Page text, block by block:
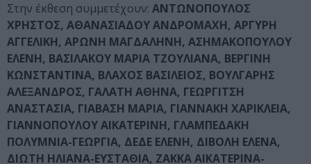
Στην έκθεση συμμετέχουν: ΑΝΤΩΝΟΠΟΥΛΟΣ
ΧΡΗΣΤΟΣ, ΑΘΑΝΑΣΙΑΔΟΥ ΑΝΔΡΟΜΑΧΗ, ΑΡΓΥΡΗ
ΑΓΓΕΛΙΚΗ, ΑΡΩΝΗ ΜΑΓΔΑΛΗΝΗ, ΑΣΗΜΑΚΟΠΟΥΛΟΥ
ΕΛΕΝΗ, ΒΑΣΙΛΑΚΟΥ ΜΑΡΙΑ ΤΖΟΥΛΙΑΝΑ, ΒΕΡΓΙΝΗ
ΚΩΝΣΤΑΝΤΙΝΑ, ΒΛΑΧΟΣ ΒΑΣΙΛΕΙΟΣ, ΒΟΥΛΓΑΡΗΣ
ΑΛΕΞΑΝΔΡΟΣ, ΓΑΛΑΤΗ ΑΘΗΝΑ, ΓΕΩΡΓΙΤΣΗ
ΑΝΑΣΤΑΣΙΑ, ΓΙΑΒΑΣΗ ΜΑΡΙΑ, ΓΙΑΝΝΑΚΗ ΧΑΡΙΚΛΕΙΑ,
ΓΙΑΝΝΟΠΟΥΛΟΥ ΑΙΚΑΤΕΡΙΝΗ, ΓΛΑΜΠΕΔΑΚΗ
ΠΟΛΥΜΝΙΑ-ΓΕΩΡΓΙΑ, ΔΕΔΕ ΕΛΕΝΗ, ΔΙΒΟΛΗ ΕΛΕΝΑ,
ΔΙΩΤΗ ΗΛΙΑΝΑ-ΕΥΣΤΑΘΙΑ, ΖΑΚΚΑ ΑΙΚΑΤΕΡΙΝΑ-